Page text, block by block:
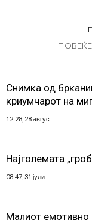
Снимка од
криумчарот на
12:28, 28 август
Најголемата
08:47, 31 јули
Малиот емотивно